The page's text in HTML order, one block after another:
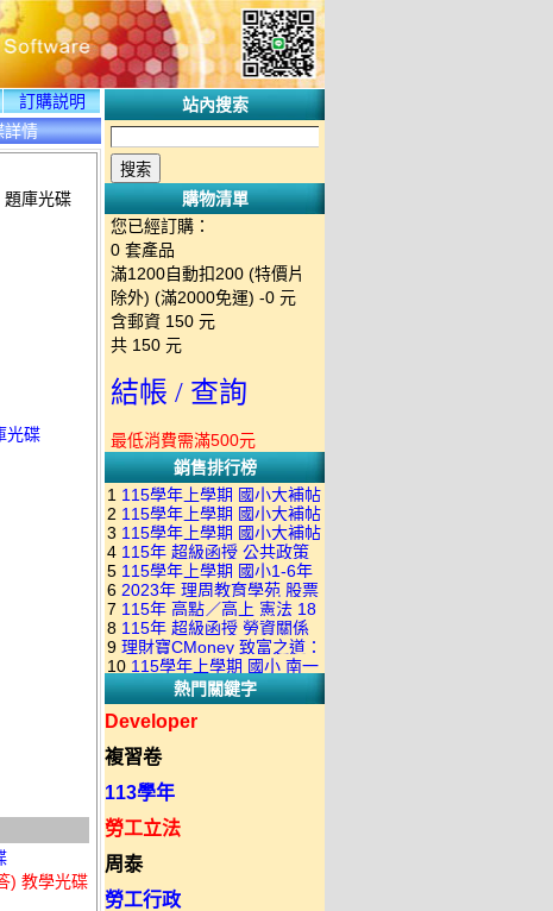
訂購説明
詳情
庫光碟
光碟
) 教學光碟
站內搜索
購物清單
您已經訂購：
0 套產品
滿1200自動扣200 (特價片
除外) (滿2000免運) -0 元
含郵資 150 元
共 150 元
結帳 / 查詢
最低消費需滿500元
銷售排行榜
1 115學年上學期 國小大補帖
南一版 國語+數學+社會+生活
+自然 1-6年級 教學光碟DVD
版(3DVD)
2 115學年上學期 國小大補帖
康軒版 國語+數學+社會+生活
+自然 1-6年級 教學光碟DVD
版(3DVD)
3 115學年上學期 國小大補帖
翰林版 國語+數學+社會+生活
+自然 1-6年級 教學光碟DVD
版(3DVD)
4 115年 超級函授 公共政策
22堂課+總複習 張楚老師 含
PDF講義 函授DVD(9DVD)
5 115學年上學期 國小1-6年
級 習作解答(含康軒.南一.翰林
全版本.全科目)合輯版 DVD版
6 2023年 理周教育學苑 股票
當沖煉金術 主講：朱家泓 國
語發音 DVD版
7 115年 高點／高上 憲法 18
堂課 宗台大老師 含PDF講義
函授DVD(8DVD)【適用於律
師司法考試】
8 115年 超級函授 勞資關係
概要 11堂課+總複習 陸川老
師 含PDF講義 函授
DVD(5DVD)
9 理財寶CMoney 致富之道：
上班族飆股攻略班 主講：朱
家泓+林穎 國語發音 DVD版
10 115學年上學期 國小 南一
版 教師手冊(全年級、全領域)
教學光碟DVD版
熱門關鍵字
Developer
複習卷
113學年
勞工立法
周泰
勞工行政